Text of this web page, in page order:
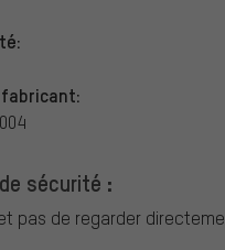
fabricant:
sécurité :
pas de regarder